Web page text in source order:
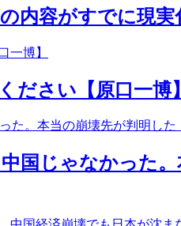
内容がすでに現実
さい【原口一博】
中国じゃなかっ